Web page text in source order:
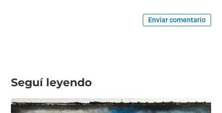
Enviar comentario
Seguí leyendo